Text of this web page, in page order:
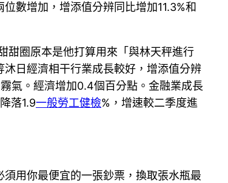
數增加，增添值分辨同比增加11.3%和
甜圈原本是他打算用來「與林天秤進行
日經濟相干行業成長較好，增添值分辨
氣。經濟增加0.4個百分點。金融業成長
落1.9一般勞工健檢%，增速較二季度進
須用你最便宜的一張鈔票，換取張水瓶最